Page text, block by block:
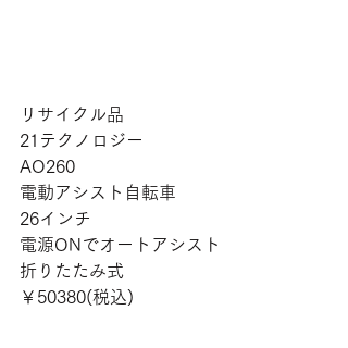
リサイクル品
21テクノロジー
AO260
電動アシスト自転車
26インチ
電源ONでオートアシスト
折りたたみ式
￥50380(税込)